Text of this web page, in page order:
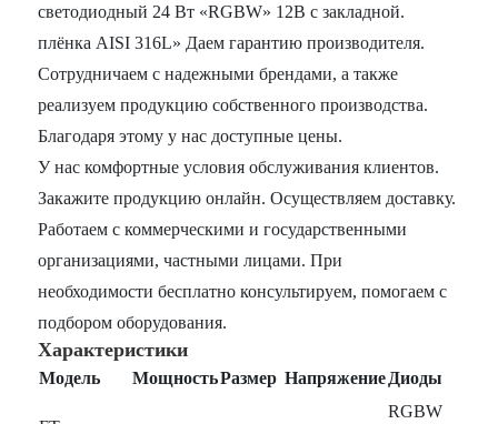
светодиодный 24 Вт «RGBW» 12В с закладной.
плёнка AISI 316L» Даем гарантию производителя.
Сотрудничаем с надежными брендами, а также
реализуем продукцию собственного производства.
Благодаря этому у нас доступные цены.
У нас комфортные условия обслуживания клиентов.
Закажите продукцию онлайн. Осуществляем доставку.
Работаем с коммерческими и государственными
организациями, частными лицами. При
необходимости бесплатно консультируем, помогаем с
подбором оборудования.
Характеристики
Модель МощностьРазмер Напряжение Диоды
RGBW